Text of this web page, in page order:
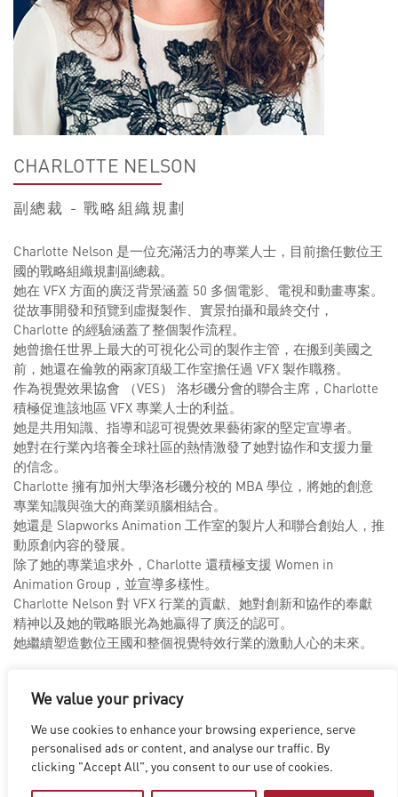
We value your privacy
We use cookies to enhance your browsing experience, serve
personalised ads or content, and analyse our traffic. By
clicking "Accept All", you consent to our use of cookies.
CHARLOTTE NELSON
副總裁 - 戰略組織規劃
Charlotte Nelson 是一位充滿活力的專業人士，目前擔任數位王
國的戰略組織規劃副總裁。
她在 VFX 方面的廣泛背景涵蓋 50 多個電影、電視和動畫專案。
從故事開發和預覽到虛擬製作、實景拍攝和最終交付，
Charlotte 的經驗涵蓋了整個製作流程。
她曾擔任世界上最大的可視化公司的製作主管，在搬到美國之
前，她還在倫敦的兩家頂級工作室擔任過 VFX 製作職務。
作為視覺效果協會 （VES） 洛杉磯分會的聯合主席，Charlotte
積極促進該地區 VFX 專業人士的利益。
她是共用知識、指導和認可視覺效果藝術家的堅定宣導者。
她對在行業內培養全球社區的熱情激發了她對協作和支援力量
的信念。
Charlotte 擁有加州大學洛杉磯分校的 MBA 學位，將她的創意
專業知識與強大的商業頭腦相結合。
她還是 Slapworks Animation 工作室的製片人和聯合創始人，推
動原創內容的發展。
除了她的專業追求外，Charlotte 還積極支援 Women in
Animation Group，並宣導多樣性。
Charlotte Nelson 對 VFX 行業的貢獻、她對創新和協作的奉獻
精神以及她的戰略眼光為她贏得了廣泛的認可。
她繼續塑造數位王國和整個視覺特效行業的激動人心的未來。
洛杉磯 | 溫哥華 | 蒙特利爾 | 盧森堡 | 海德拉巴 | 北京
台北 | 香港
Copyright © 2026 Digital Domain